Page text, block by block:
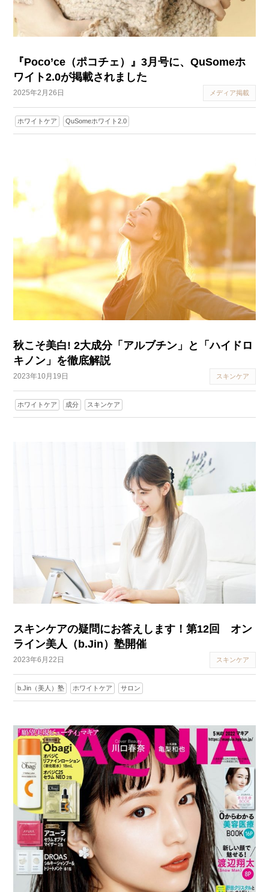
『Poco’ce（ポコチェ）』3月号に、QuSomeホ
ワイト2.0が掲載されました
2025年2月26日 メディア掲載
ホワイトケア QuSomeホワイト2.0
秋こそ美白! 2大成分「アルブチン」と「ハイドロ
キノン」を徹底解説
2023年10月19日 スキンケア
ホワイトケア 成分 スキンケア
スキンケアの疑問にお答えします！第12回 オン
ライン美人（b.Jin）塾開催
2023年6月22日 スキンケア
b.Jin（美人）塾 ホワイトケア サロン